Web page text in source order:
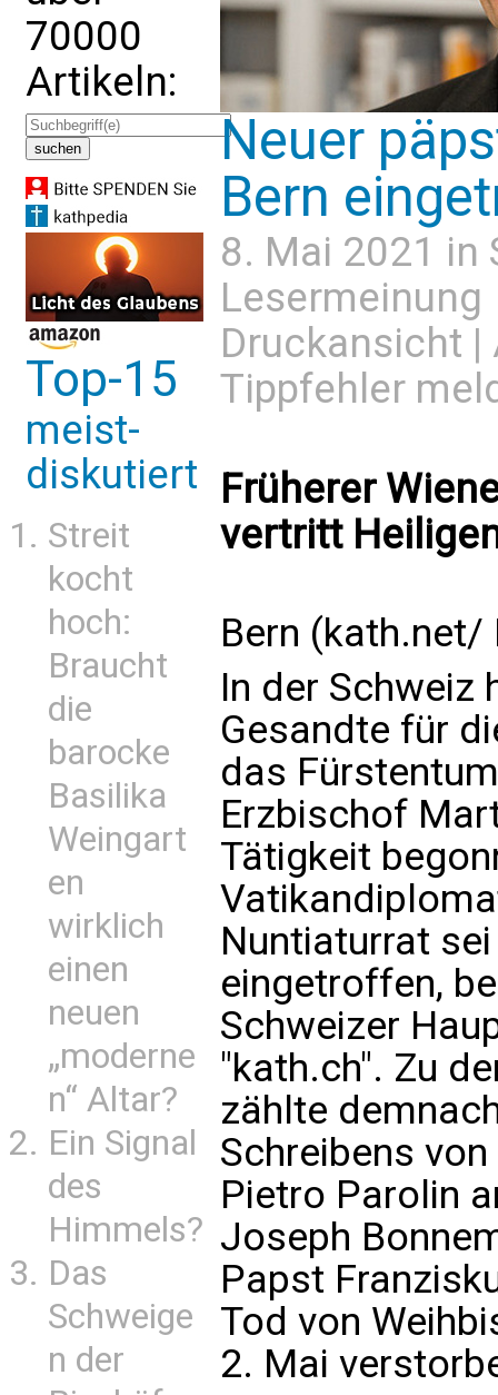
70000
Artikeln:
Top-15
meist-
diskutiert
Streit
kocht
hoch:
Braucht
die
barocke
Basilika
Weingart
en
wirklich
einen
neuen
„moderne
n“ Altar?
Ein Signal
des
Himmels?
Das
Schweige
n der
Neuer
Bern
8. Mai 2021 in
Lesermeinung
Druckansicht |
Tippfehler
Früherer
vertritt
Bern (kath.net/
In der Schweiz
Gesandte für
das
Erzbischof
Tätigkeit
Nuntiaturrat
eingetroffen,
Schweizer
"kath.ch". Zu
zählte
Schreibens
Pietro Parolin
Joseph
Papst
Tod von
2. Mai